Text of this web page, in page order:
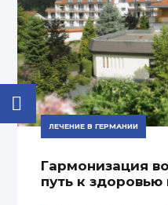
ЛЕЧЕНИЕ В ГЕРМАНИИ
Гармонизация
путь к